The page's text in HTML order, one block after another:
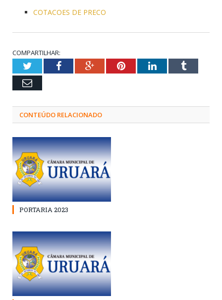
COTACOES DE PRECO
COMPARTILHAR:
TwitterFacebookGoogle+PinterestLinkedInTumblr
Email
CONTEÚDO RELACIONADO
PORTARIA 2023